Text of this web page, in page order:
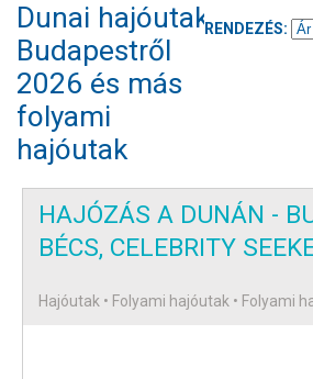
RENDEZÉS:
Dunai hajóutak
Budapestről
2026 és más
folyami
hajóutak
HAJÓZÁS A DUNÁN -
BÉCS, CELEBRITY
Hajóutak • Folyami hajóutak • Folyami